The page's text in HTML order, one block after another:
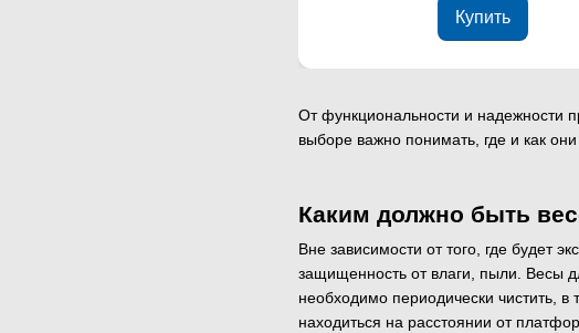
Купить
От функциональности и надежности
выборе важно понимать, где и как
Каким должно быть
Вне зависимости от того, где будет
защищенность от влаги, пыли. Весы
необходимо периодически чистить,
находиться на расстоянии от